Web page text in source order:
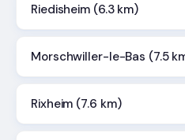
Riedisheim (6.3 km)
Morschwiller-le-Bas (7.5
Rixheim (7.6 km)